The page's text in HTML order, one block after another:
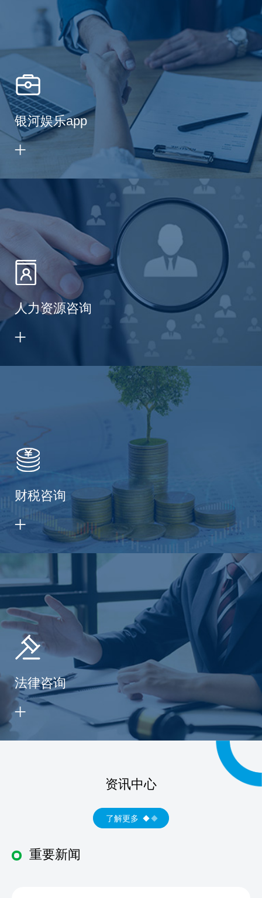
银河娱乐app
人力资源咨询
财税咨询
法律咨询
资讯中心
了解更多
重要新闻